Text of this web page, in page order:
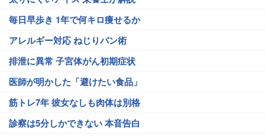
毎日早歩き 1年で何キロ痩せるか
アレルギー対応 ねじりパン術
排泄に異常 子宮体がん初期症状
医師が明かした「避けたい食品」
筋トレ7年 彼女なしも肉体は別格
診察は5分しかできない 本音告白